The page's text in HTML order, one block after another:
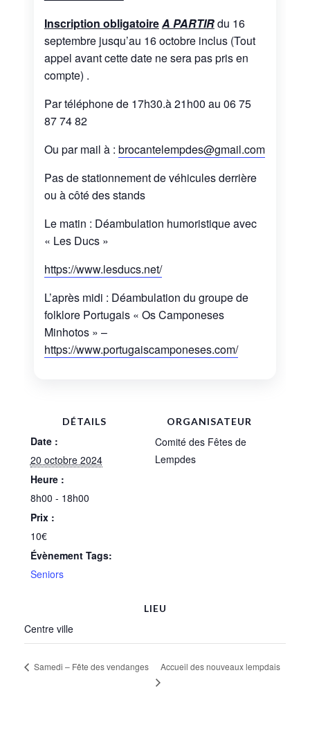
Inscription obligatoireA PARTIRdu 16
septembre jusqu’au 16 octobre inclus (Tout
appel avant cette date ne sera pas pris en
compte) .
Par téléphone de 17h30.à 21h00 au 06 75
87 74 82
Ou par mail à : brocantelempdes@gmail.com
Pas de stationnement de véhicules derrière
ou à côté des stands
Le matin : Déambulation humoristique avec
« Les Ducs »
https://www.lesducs.net/
L’après midi : Déambulation du groupe de
folklore Portugais « Os Camponeses
Minhotos » –
https://www.portugaiscamponeses.com/
DÉTAILS
Date :
20 octobre 2024
Heure :
8h00 - 18h00
Prix :
10€
Évènement Tags:
Seniors
ORGANISATEUR
Comité des Fêtes de
Lempdes
LIEU
Centre ville
Samedi – Fête des vendanges Accueil des nouveaux lempdais